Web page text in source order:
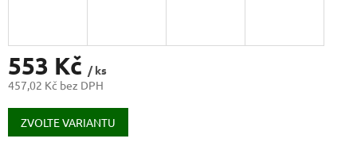
553 Kč / ks
457,02 Kč bez DPH
Měrná
cena:
ZVOLTE VARIANTU